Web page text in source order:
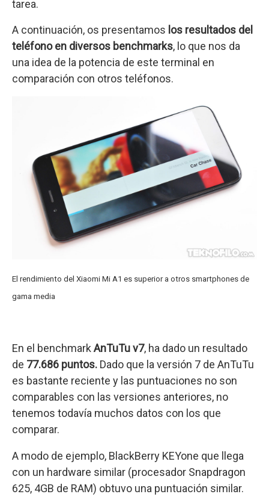
tarea.
A continuación, os presentamos los resultados del
teléfono en diversos benchmarks, lo que nos da
una idea de la potencia de este terminal en
comparación con otros teléfonos.
El rendimiento del Xiaomi Mi A1 es superior a otros smartphones de
gama media
En el benchmarkAnTuTu v7, ha dado un resultado
de 77.686 puntos. Dado que la versión 7 de AnTuTu
es bastante reciente y las puntuaciones no son
comparables con las versiones anteriores, no
tenemos todavía muchos datos con los que
comparar.
A modo de ejemplo, BlackBerry KEYone que llega
con un hardware similar (procesador Snapdragon
625, 4GB de RAM) obtuvo una puntuación similar.